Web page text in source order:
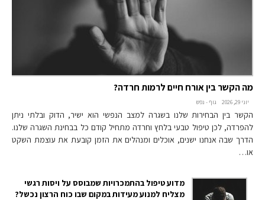
מה הקשר בין אורח חיים לרמות חרדה?
יוני 29, 2026 גוף - נפש
הקשר בין הבחירות שלנו בשגרה למצב הנפשי הוא ישיר, הדוק ובלתי ניתן
להפרדה, לכן טיפול טבעי בלחץ וחרדה מתחיל קודם כל בבחינת השגרה שלנו.
הדרך שבה אנחנו ישנים, אוכלים ומנהלים את הזמן קובעת את עוצמת השקט
או…
מדוע טיפול בהתמכרויות שמבוסס על ויסות רגשי
מצליח למנוע מעידות במקום שבו כוח הרצון נכשל?